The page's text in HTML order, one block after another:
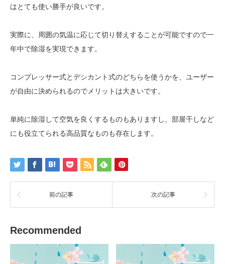
はとても使い勝手が良いです。
実際に、周囲の気温に応じて切り替えすることが可能ですので一
年中で除湿を実現できます。
コンプレッサー式とデシカント式のどちらを使うかを、ユーザー
が自由に決められるのでメリットは大きいです。
単純に除湿して空気を良くするものもありますし、部屋干しなど
にも役立てられる高品質なものも存在します。
前の記事 次の記事
Recommended